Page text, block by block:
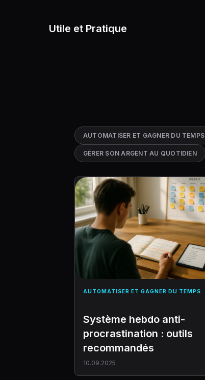
Utile et Pratique
AUTOMATISER ET GAGNER DU TEMPS
GÉRER SON ARGENT AU QUOTIDIEN
AUTOMATISER ET GAGNER DU TEMPS
Système hebdo anti-
procrastination : outils
recommandés
10.09.2025